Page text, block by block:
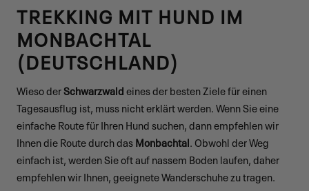
TREKKING MIT HUND IM
MONBACHTAL
(DEUTSCHLAND)
Wieso derSchwarzwaldeines der besten Ziele für einen
Tagesausflug ist, muss nicht erklärt werden. Wenn Sie eine
einfache Route für Ihren Hund suchen, dann empfehlen wir
Ihnen die Route durch dasMonbachtal. Obwohl der Weg
einfach ist, werden Sie oft auf nassem Boden laufen, daher
empfehlen wir Ihnen, geeignete Wanderschuhe zu tragen.